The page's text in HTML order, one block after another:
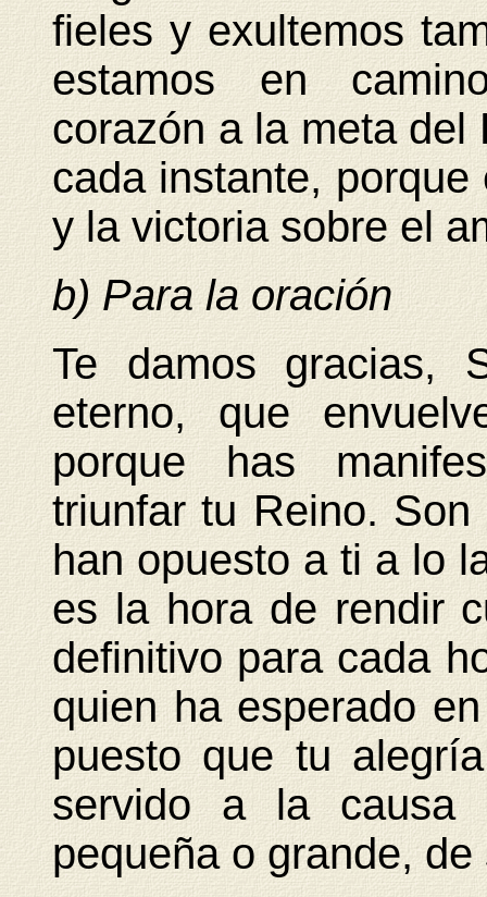
fieles y exultemos
estamos en
corazón a la meta del
cada instante,
y la victoria sobre el
b) Para la oración
Te damos gracias,
eterno, que
porque has
triunfar tu Reino.
han opuesto a ti a lo
es la hora de rendir
definitivo para cada
quien ha esperado
puesto que tu
servido a la causa
pequeña o grande,